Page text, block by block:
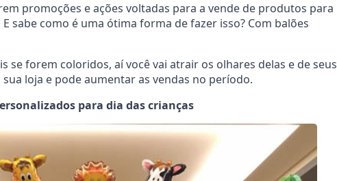
promoções e ações voltadas para a vende de produtos para
sabe como é uma ótima forma de fazer isso? Com balões
se forem coloridos, aí você vai atrair os olhares delas e de seus
loja e pode aumentar as vendas no período.
para dia das crianças